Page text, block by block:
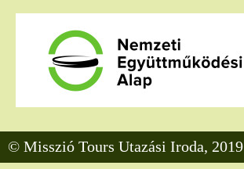
© Misszió Tours Utazási Iroda, 2019